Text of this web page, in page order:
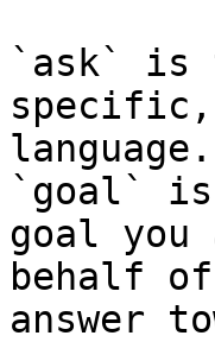
`ask` is
language.
`goal` is
goal
behalf
answer